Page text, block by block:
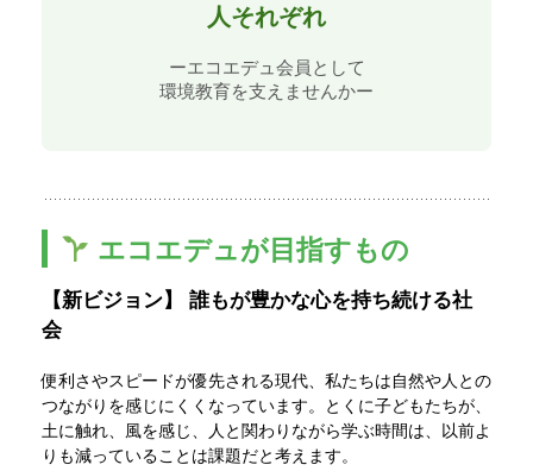
人それぞれ
ーエコエデュ会員として
環境教育を支えませんかー
エコエデュが目指すもの
【新ビジョン】 誰もが豊かな心を持ち続ける社
会
便利さやスピードが優先される現代、私たちは自然や人との
つながりを感じにくくなっています。とくに子どもたちが、
土に触れ、風を感じ、人と関わりながら学ぶ時間は、以前よ
りも減っていることは課題だと考えます。